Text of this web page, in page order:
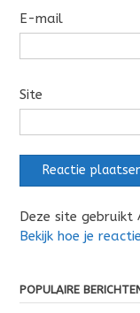
E-mail
Site
Deze site gebruikt
Bekijk hoe je
POPULAIRE